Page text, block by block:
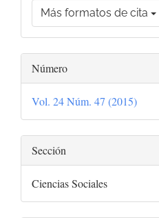
Más formatos de cita
Número
Vol. 24 Núm. 47 (2015)
Sección
Ciencias Sociales